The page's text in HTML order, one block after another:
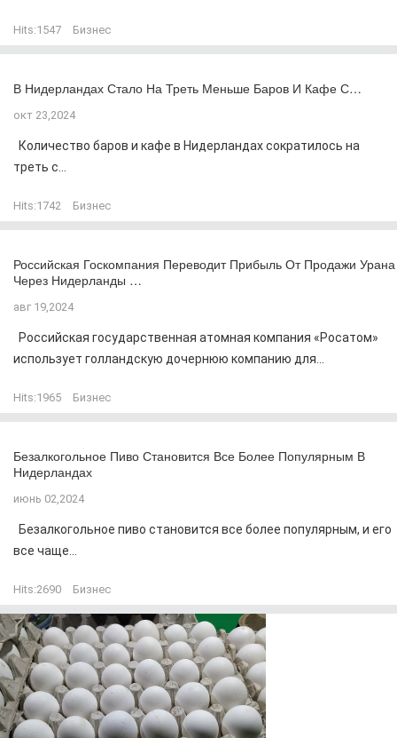
Hits:1547 Бизнес
В Нидерландах Стало На Треть Меньше Баров И Кафе С…
окт 23,2024
Количество баров и кафе в Нидерландах сократилось на
треть с...
Hits:1742 Бизнес
Российская Госкомпания Переводит Прибыль От Продажи Урана
Через Нидерланды …
авг 19,2024
Российская государственная атомная компания «Росатом»
использует голландскую дочернюю компанию для...
Hits:1965 Бизнес
Безалкогольное Пиво Становится Все Более Популярным В
Нидерландах
июнь 02,2024
Безалкогольное пиво становится все более популярным, и его
все чаще...
Hits:2690 Бизнес